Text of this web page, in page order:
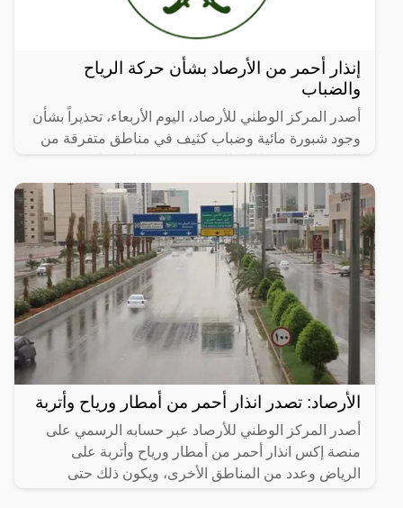
إنذار أحمر من الأرصاد بشأن حركة الرياح
والضباب
أصدر المركز الوطني للأرصاد، اليوم الأربعاء، تحذيراً بشأن
وجود شبورة مائية وضباب كثيف في مناطق متفرقة من
التفاصيل وفقا
الأرصاد: تصدر انذار أحمر من أمطار ورياح وأتربة
أصدر المركز الوطني للأرصاد عبر حسابه الرسمي على
منصة إكس انذار أحمر من أمطار ورياح وأتربة على
الرياض وعدد من المناطق الأخرى، ويكون ذلك حتى